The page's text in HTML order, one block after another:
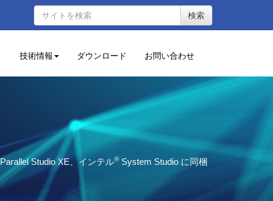
検索
技術情報 ダウンロード お問い合わせ
Studio XE、インテル® System Studio に同梱